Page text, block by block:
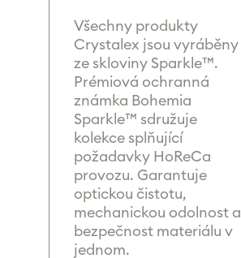
Všechny produkty
Crystalex jsou vyráběny
ze skloviny Sparkle™.
Prémiová ochranná
známka Bohemia
Sparkle™ sdružuje
kolekce splňující
požadavky HoReCa
provozu. Garantuje
optickou čistotu,
mechanickou odolnost a
bezpečnost materiálu v
jednom.